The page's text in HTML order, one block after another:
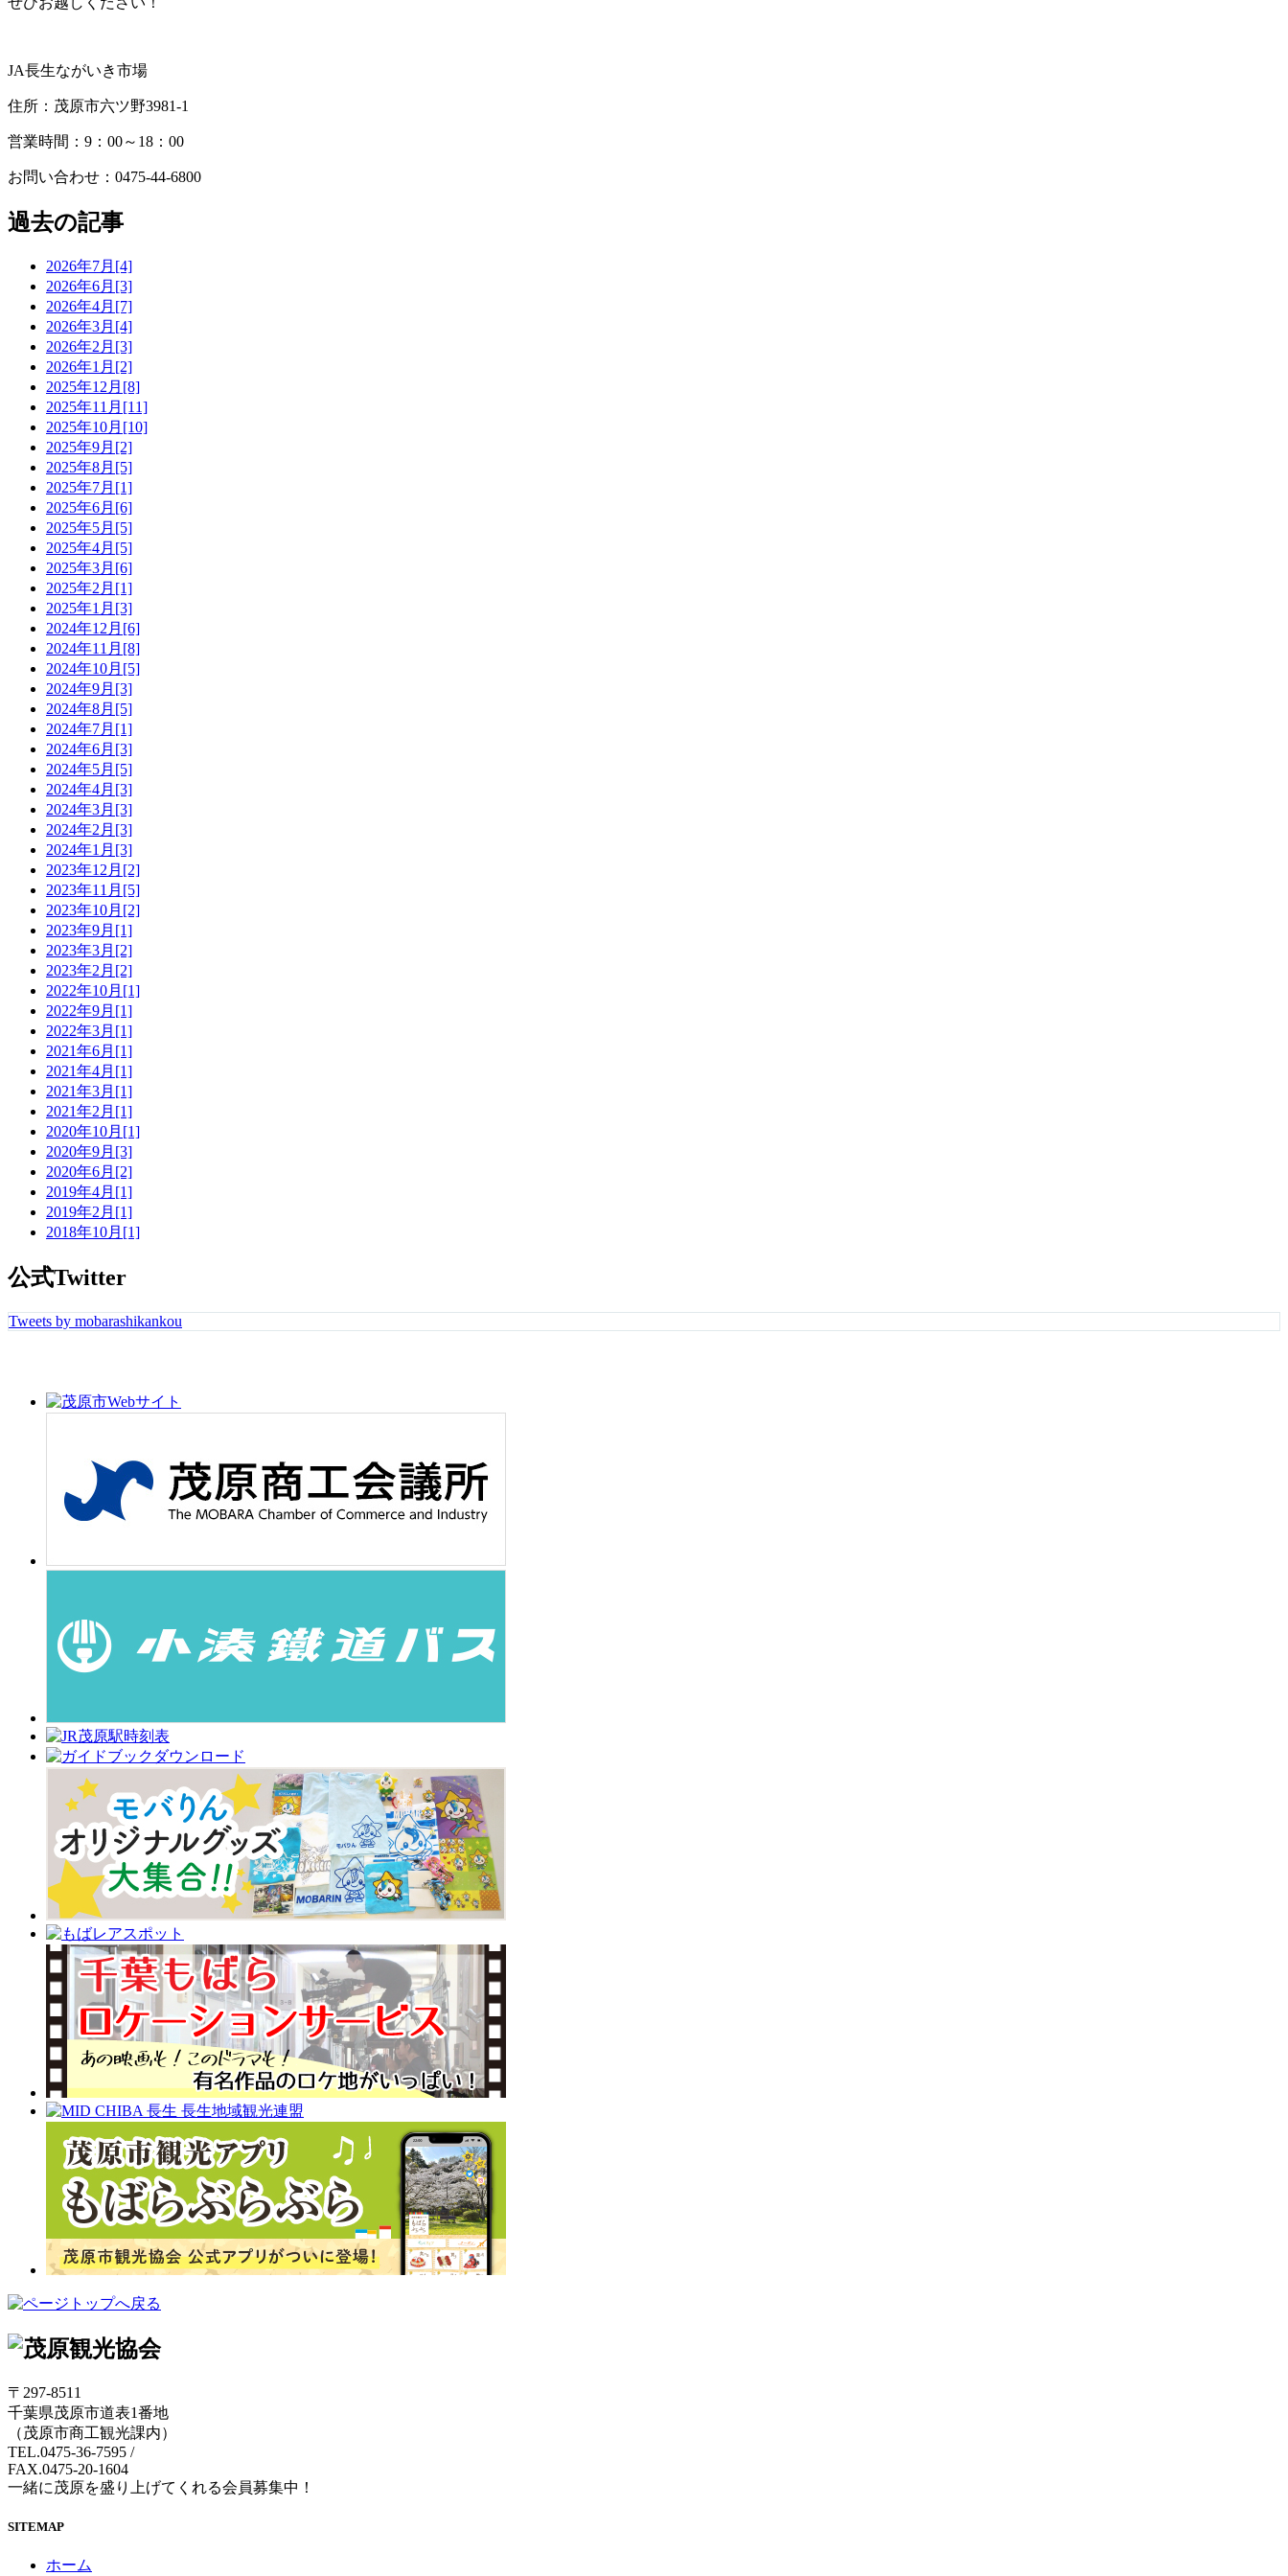
JA長生ながいき市場
住所：茂原市六ツ野3981-1
営業時間：9：00～18：00
お問い合わせ：0475-44-6800
過去の記事
2026年7月[4]
2026年6月[3]
2026年4月[7]
2026年3月[4]
2026年2月[3]
2026年1月[2]
2025年12月[8]
2025年11月[11]
2025年10月[10]
2025年9月[2]
2025年8月[5]
2025年7月[1]
2025年6月[6]
2025年5月[5]
2025年4月[5]
2025年3月[6]
2025年2月[1]
2025年1月[3]
2024年12月[6]
2024年11月[8]
2024年10月[5]
2024年9月[3]
2024年8月[5]
2024年7月[1]
2024年6月[3]
2024年5月[5]
2024年4月[3]
2024年3月[3]
2024年2月[3]
2024年1月[3]
2023年12月[2]
2023年11月[5]
2023年10月[2]
2023年9月[1]
2023年3月[2]
2023年2月[2]
2022年10月[1]
2022年9月[1]
2022年3月[1]
2021年6月[1]
2021年4月[1]
2021年3月[1]
2021年2月[1]
2020年10月[1]
2020年9月[3]
2020年6月[2]
2019年4月[1]
2019年2月[1]
2018年10月[1]
公式Twitter
Tweets by mobarashikankou
〒297-8511
千葉県茂原市道表1番地
（茂原市商工観光課内）
TEL.0475-36-7595 /
FAX.0475-20-1604
一緒に茂原を盛り上げてくれる会員募集中！
SITEMAP
ホーム